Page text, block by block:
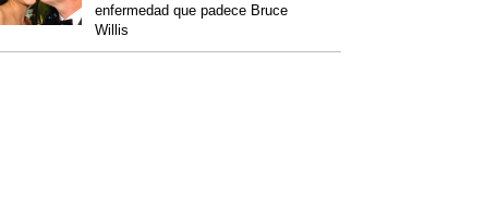
enfermedad que padece Bruce
Willis